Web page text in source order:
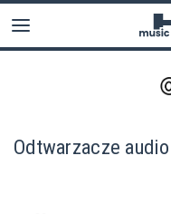
Odtwarzacze audio